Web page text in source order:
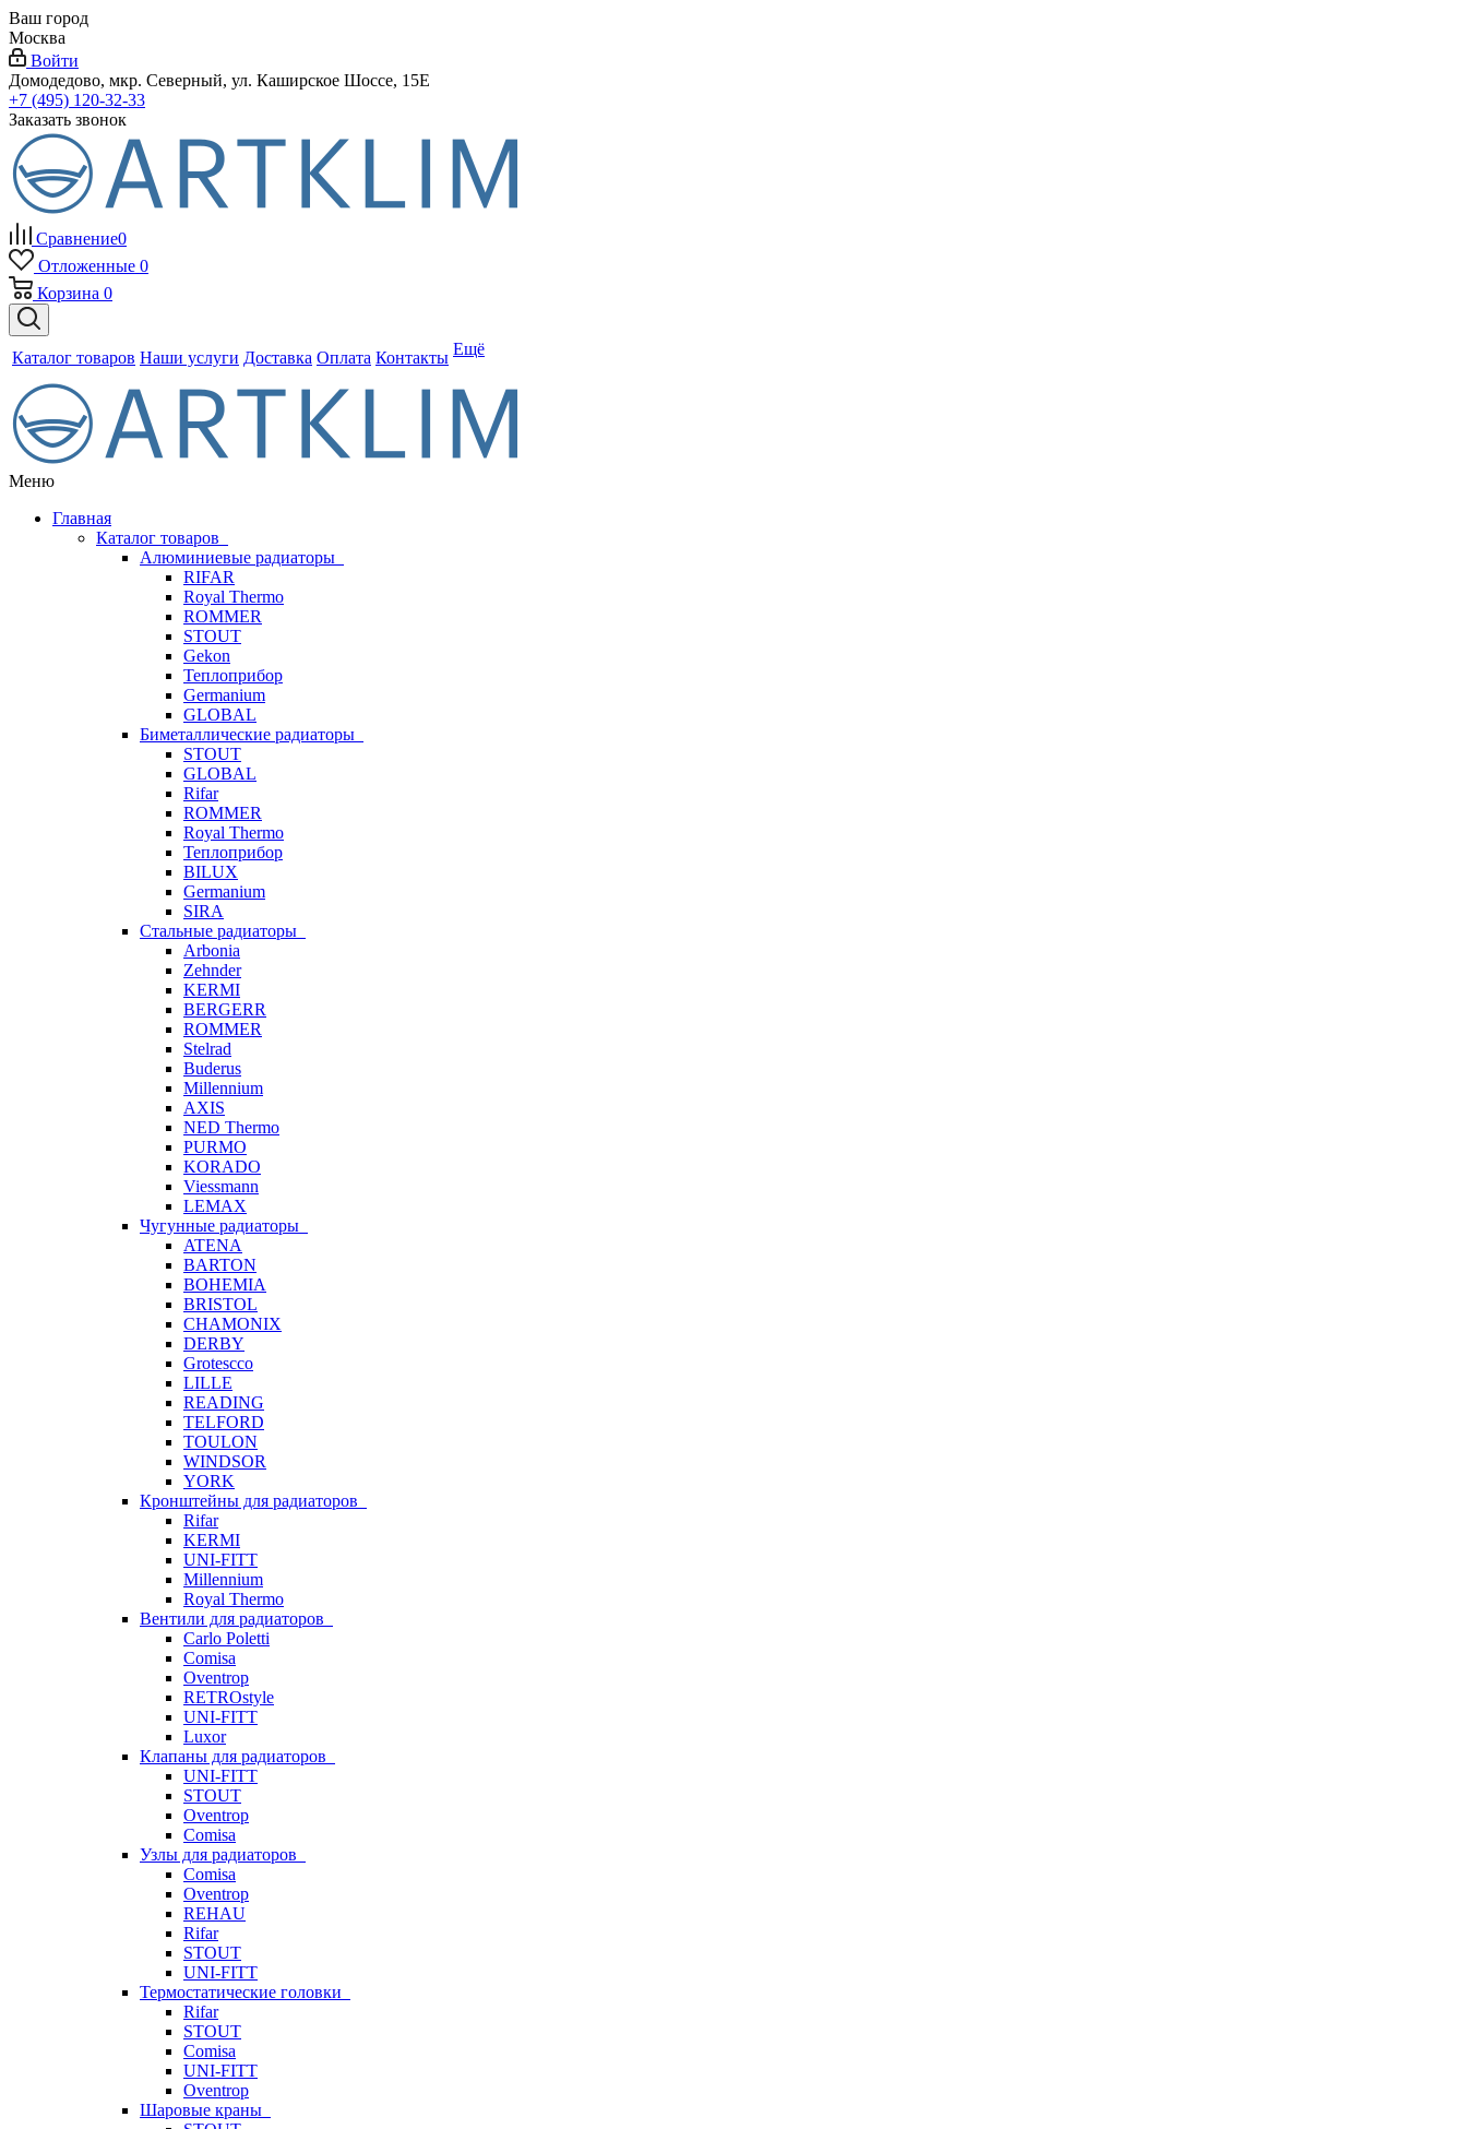
Ваш город
Москва
Войти
Домодедово, мкр. Северный, ул. Каширское Шоссе, 15Е
+7 (495) 120-32-33
Заказать звонок
Сравнение0
Отложенные 0
Корзина 0
Каталог товаров Наши услуги Доставка Оплата Контакты Ещё
Меню
Главная
Каталог товаров
Алюминиевые радиаторы
RIFAR
Royal Thermo
ROMMER
STOUT
Gekon
Теплоприбор
Germanium
GLOBAL
Биметаллические радиаторы
STOUT
GLOBAL
Rifar
ROMMER
Royal Thermo
Теплоприбор
BILUX
Germanium
SIRA
Стальные радиаторы
Arbonia
Zehnder
KERMI
BERGERR
ROMMER
Stelrad
Buderus
Millennium
AXIS
NED Thermo
PURMO
KORADO
Viessmann
LEMAX
Чугунные радиаторы
ATENA
BARTON
BOHEMIA
BRISTOL
CHAMONIX
DERBY
Grotescco
LILLE
READING
TELFORD
TOULON
WINDSOR
YORK
Кронштейны для радиаторов
Rifar
KERMI
UNI-FITT
Millennium
Royal Thermo
Вентили для радиаторов
Carlo Poletti
Comisa
Oventrop
RETROstyle
UNI-FITT
Luxor
Клапаны для радиаторов
UNI-FITT
STOUT
Oventrop
Comisa
Узлы для радиаторов
Comisa
Oventrop
REHAU
Rifar
STOUT
UNI-FITT
Термостатические головки
Rifar
STOUT
Comisa
UNI-FITT
Oventrop
Шаровые краны